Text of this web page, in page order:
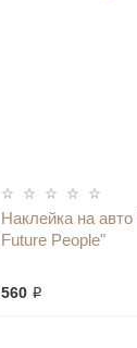
Наклейка на авто
Future People"
560 ₽